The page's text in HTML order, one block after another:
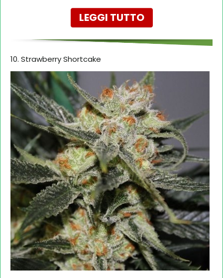
LEGGI TUTTO
10. Strawberry Shortcake